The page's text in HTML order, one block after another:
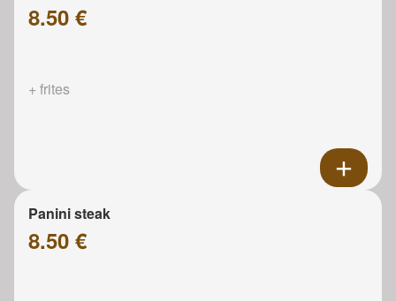
8.50 €
+ frites
Panini steak
8.50 €